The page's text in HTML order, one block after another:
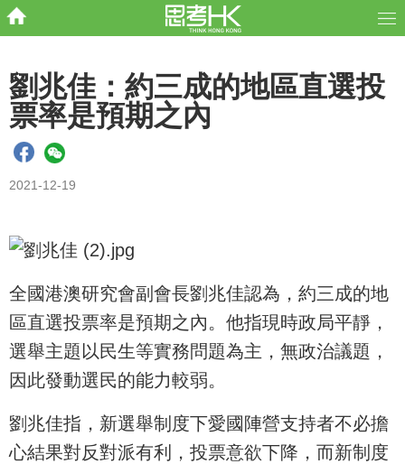
劉兆佳：約三成的地區直選投
票率是預期之內
2021-12-19
全國港澳研究會副會長劉兆佳認為，約三成的地
區直選投票率是預期之內。他指現時政局平靜，
選舉主題以民生等實務問題為主，無政治議題，
因此發動選民的能力較弱。
劉兆佳指，新選舉制度下愛國陣營支持者不必擔
心結果對反對派有利，投票意欲下降，而新制度